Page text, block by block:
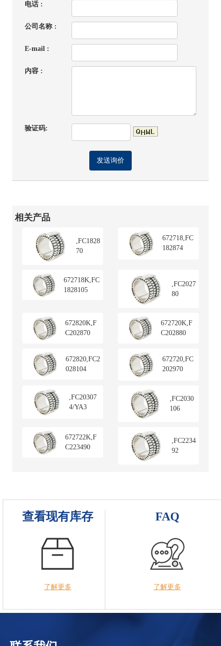
电话 :
公司名称 :
E-mail :
内容 :
验证码:
相关产品
,FC1828
70
672718,FC
182874
672718K,FC
1828105
,FC2027
80
672820K,F
C202870
672720K,F
C202880
672820,FC2
028104
672720,FC
202970
,FC20307
4/YA3
,FC2030
106
672722K,F
C223490
,FC2234
92
查看现有库存
了解更多
FAQ
了解更多